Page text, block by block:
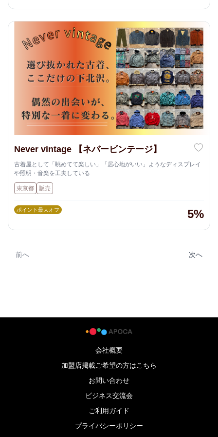
Never vintage 【ネバービンテージ】
古着屋として「眺めてて楽しい」「居心地がいい」ようなディスプレイ
や照明・音楽を工夫している
東京都 販売
ポイント最大オフ 5%
前へ 次へ
会社概要
加盟店掲載ご希望の方はこちら
お問い合わせ
ビジネス交流会
ご利用ガイド
プライバシーポリシー